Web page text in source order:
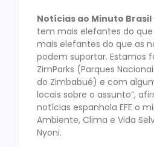
Notícias ao Minuto Brasil
tem mais elefantes do
mais elefantes do que as
podem suportar. Estamos
ZimParks (Parques
do Zimbabué) e com
locais sobre o assunto”,
notícias espanhola EFE o
Ambiente, Clima e Vida
Nyoni.